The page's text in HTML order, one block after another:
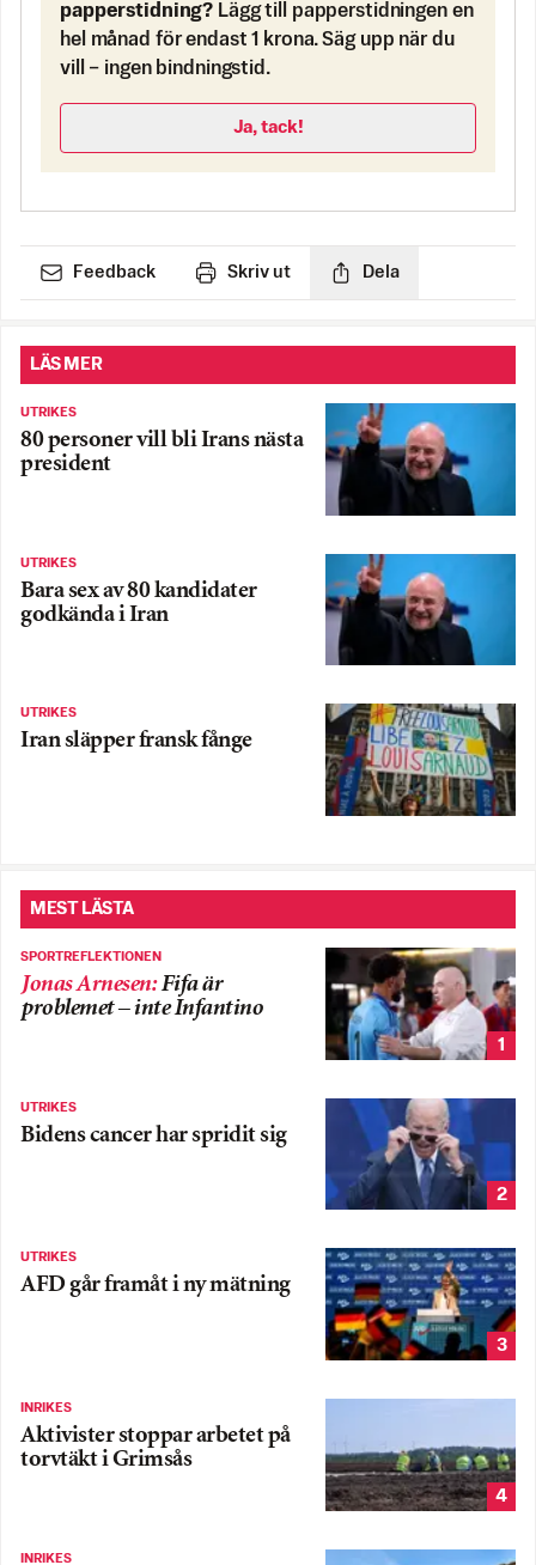
papperstidning? Lägg till papperstidningen en
hel månad för endast 1 krona. Säg upp när du
vill – ingen bindningstid.
Ja, tack!
Feedback Skriv ut Dela
LÄS MER
UTRIKES
80 personer vill bli Irans nästa
president
UTRIKES
Bara sex av 80 kandidater
godkända i Iran
UTRIKES
Iran släpper fransk fånge
MEST LÄSTA
SPORTREFLEKTIONEN
Jonas Arnesen:Fifa är
problemet – inte Infantino
1
UTRIKES
Bidens cancer har spridit sig
2
UTRIKES
AFD går framåt i ny mätning
3
INRIKES
Aktivister stoppar arbetet på
torvtäkt i Grimsås
4
INRIKES